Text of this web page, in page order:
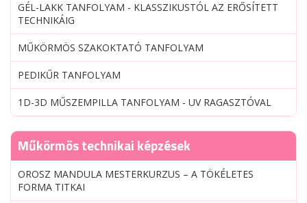
GÉL-LAKK TANFOLYAM - KLASSZIKUSTÓL AZ ERŐSÍTETT
TECHNIKÁIG
MŰKÖRMÖS SZAKOKTATÓ TANFOLYAM
PEDIKŰR TANFOLYAM
1D-3D MŰSZEMPILLA TANFOLYAM - UV RAGASZTÓVAL
Műkörmös technikai képzések
OROSZ MANDULA MESTERKURZUS – A TÖKÉLETES
FORMA TITKAI